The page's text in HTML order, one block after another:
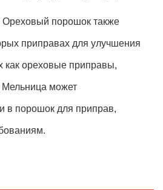
Ореховый порошок также
приправах для улучшения
как ореховые приправы,
Мельница может
в порошок для приправ,